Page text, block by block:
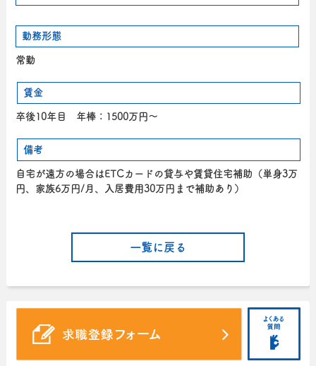
勤務形態
常勤
賃金
卒後10年目 年棒：1500万円～
備考
自宅が遠方の場合はETCカードの貸与や賃貸住宅補助（単身3万
円、家族6万円/月、入居費用30万円まで補助あり）
一覧に戻る